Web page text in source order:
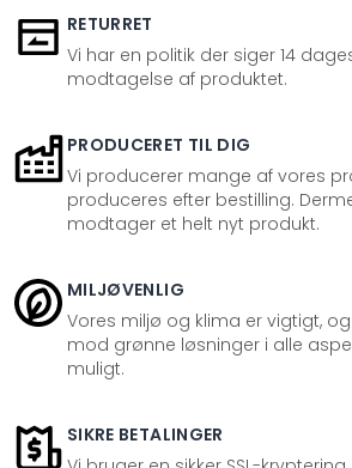
RETURRET
Vi har en politik der siger 14
modtagelse af produktet.
PRODUCERET TIL DIG
Vi producerer mange af vores
produceres efter bestilling.
modtager et helt nyt produkt.
MILJØVENLIG
Vores miljø og klima er vigtigt,
mod grønne løsninger i alle
muligt.
SIKRE BETALINGER